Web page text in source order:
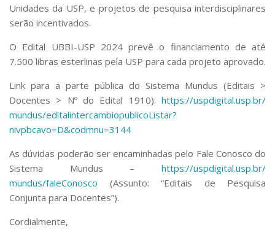
Unidades da USP, e projetos de pesquisa interdisciplinares
serão incentivados.
O Edital UBBI-USP 2024 prevê o financiamento de até
7.500 libras esterlinas pela USP para cada projeto aprovado.
Link para a parte pública do Sistema Mundus (Editais >
Docentes > Nº do Edital 1910): https://uspdigital.usp.br/
mundus/editalintercambiopublicoListar?
nivpbcavo=D&codmnu=3144
As dúvidas poderão ser encaminhadas pelo Fale Conosco do
Sistema Mundus – https://uspdigital.usp.br/
mundus/faleConosco (Assunto: “Editais de Pesquisa
Conjunta para Docentes”).
Cordialmente,